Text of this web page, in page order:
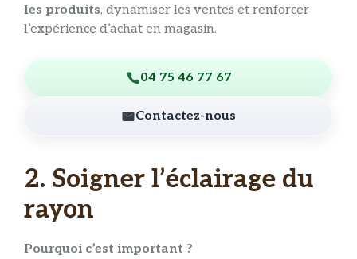
les produits, dynamiser les ventes et renforcer
l’expérience d’achat en magasin.
04 75 46 77 67
Contactez-nous
2. Soigner l’éclairage du
rayon
Pourquoi c’est important ?